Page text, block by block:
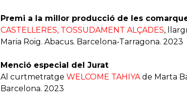
Premi a la millor producció de les
CASTELLERES, TOSSUDAMENT ALÇADES,
Maria Roig. Abacus. Barcelona-Tarragona. 2023
Menció especial del Jurat
Al curtmetratge WELCOME TAHIYAde Marta
Barcelona. 2023